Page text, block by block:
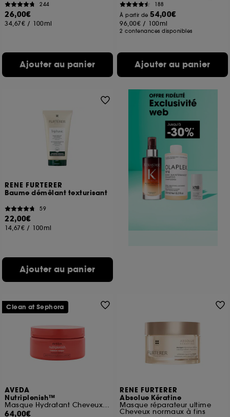
244
26,00€
34,67€ / 100ml
Ajouter au panier
188
À partir de54,00€
96,00€ / 100ml
2 contenances disponibles
Ajouter au panier
RENE FURTERER
Baume démêlant texturisant
59
22,00€
14,67€ / 100ml
Ajouter au panier
AVEDA
Nutriplenish™
Masque Hydratant Cheveux Normaux A Epais
64,00€
Clean at Sephora
RENE FURTERER
Absolue Kératine
Masque réparateur ultime
Cheveux normaux à fins